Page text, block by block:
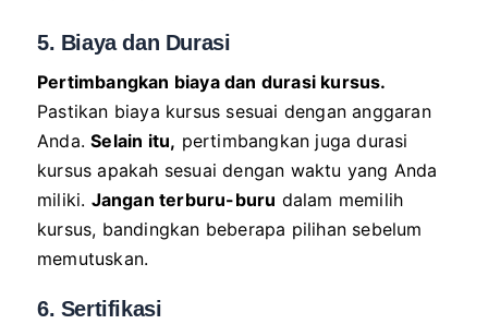
5. Biaya dan Durasi
Pertimbangkan biaya dan durasi kursus.
Pastikan biaya kursus sesuai dengan anggaran
Anda.Selain itu, pertimbangkan juga durasi
kursus apakah sesuai dengan waktu yang Anda
miliki. Jangan terburu-buru dalam memilih
kursus, bandingkan beberapa pilihan sebelum
memutuskan.
6. Sertifikasi